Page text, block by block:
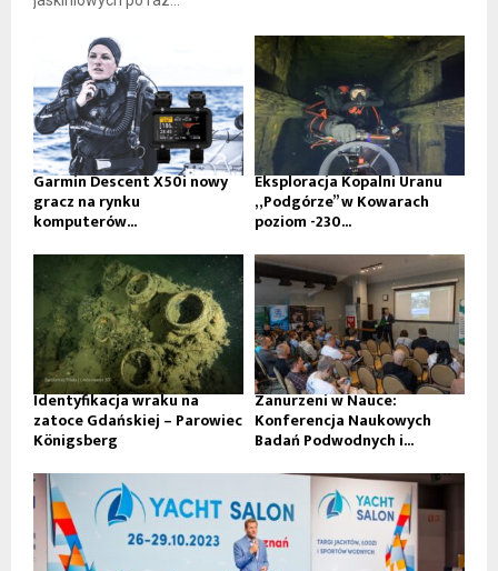
Garmin Descent X50i nowy
gracz na rynku
komputerów...
Eksploracja Kopalni Uranu
„Podgórze” w Kowarach
poziom -230...
Identyfikacja wraku na
zatoce Gdańskiej – Parowiec
Königsberg
Zanurzeni w Nauce:
Konferencja Naukowych
Badań Podwodnych i...